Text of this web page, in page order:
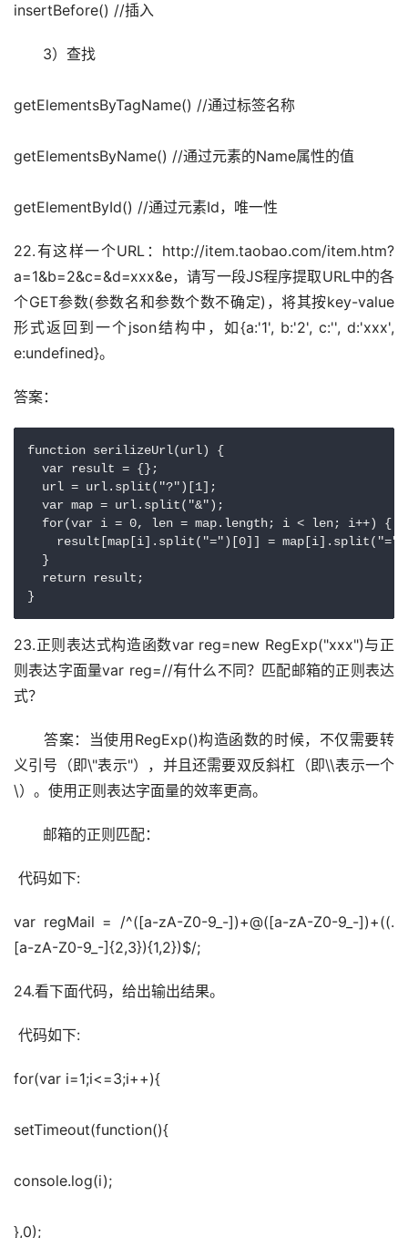
insertBefore() //插入
3）查找
getElementsByTagName() //通过标签名称
getElementsByName() //通过元素的Name属性的值
getElementById() //通过元素Id，唯一性
22.有这样一个URL：http://item.taobao.com/item.htm?
a=1&b=2&c=&d=xxx&e，请写一段JS程序提取URL中的各
个GET参数(参数名和参数个数不确定)，将其按key-value
形式返回到一个json结构中，如{a:'1', b:'2', c:'', d:'xxx',
e:undefined}。
答案：
function serilizeUrl(url) {
  var result = {};
  url = url.split("?")[1];
  var map = url.split("&");
  for(var i = 0, len = map.length; i < len; i++) {
result[map[i].split("=")[0]] =
  }
  return result;
}
23.正则表达式构造函数var reg=new RegExp("xxx")与正
则表达字面量var reg=//有什么不同？匹配邮箱的正则表达
式？
答案：当使用RegExp()构造函数的时候，不仅需要转
义引号（即\"表示"），并且还需要双反斜杠（即\\表示一个
\）。使用正则表达字面量的效率更高。
邮箱的正则匹配：
代码如下:
var regMail = /^([a-zA-Z0-9_-])+@([a-zA-Z0-9_-])+((.
[a-zA-Z0-9_-]{2,3}){1,2})$/;
24.看下面代码，给出输出结果。
代码如下:
for(var i=1;i<=3;i++){
setTimeout(function(){
console.log(i);
},0);